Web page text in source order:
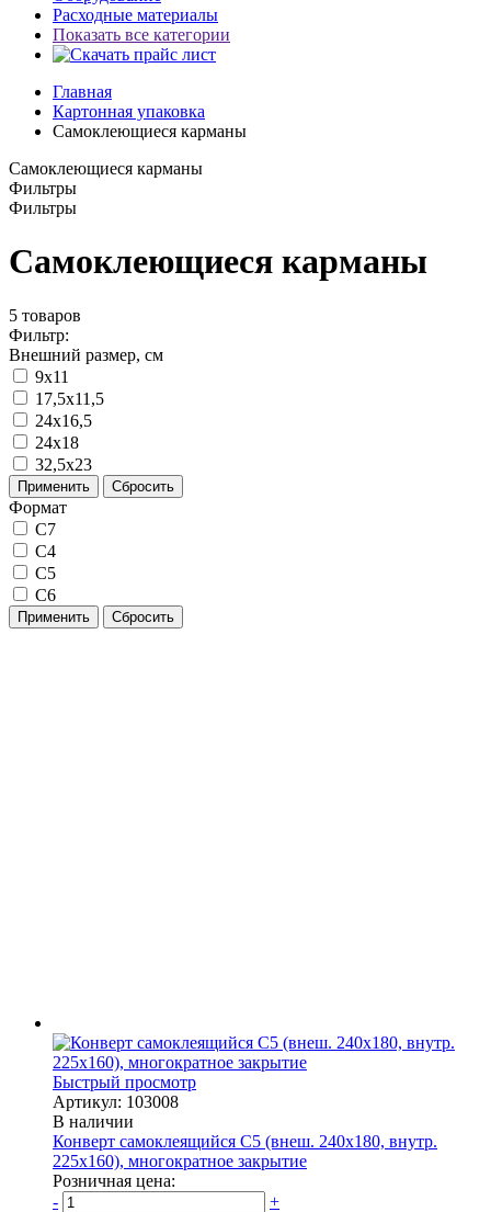
Расходные материалы
Показать все категории
Главная
Картонная упаковка
Самоклеющиеся карманы
Самоклеющиеся карманы
Фильтры
Фильтры
Самоклеющиеся карманы
5 товаров
Фильтр:
Внешний размер, см
9х11
17,5х11,5
24х16,5
24х18
32,5х23
Применить Сбросить
Формат
C7
С4
С5
С6
Применить Сбросить
Быстрый просмотр
Артикул: 103008
В наличии
Конверт самоклеящийся С5 (внеш. 240х180, внутр.
225х160), многократное закрытие
Розничная цена:
-
+